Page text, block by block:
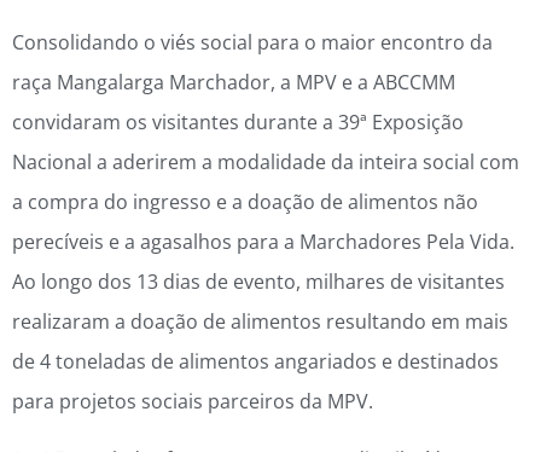
Consolidando o viés social para o maior encontro da
raça Mangalarga Marchador, a MPV e a ABCCMM
convidaram os visitantes durante a 39ª Exposição
Nacional a aderirem a modalidade da inteira social com
a compra do ingresso e a doação de alimentos não
perecíveis e a agasalhos para a Marchadores Pela Vida.
Ao longo dos 13 dias de evento, milhares de visitantes
realizaram a doação de alimentos resultando em mais
de 4 toneladas de alimentos angariados e destinados
para projetos sociais parceiros da MPV.